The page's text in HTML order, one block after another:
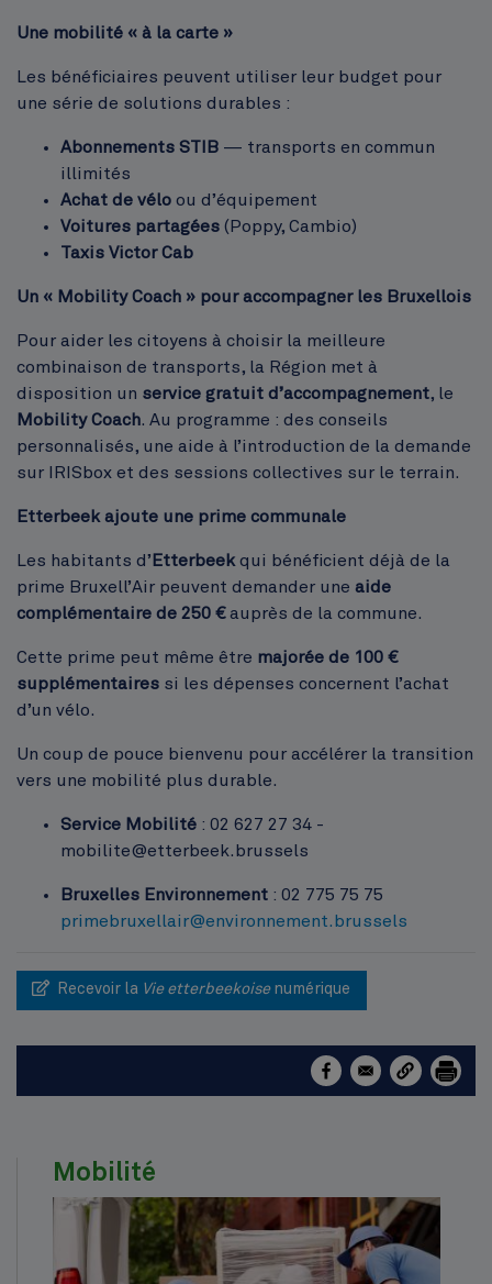
Une mobilité « à la carte »
Les bénéficiaires peuvent utiliser leur budget pour
une série de solutions durables :
Abonnements STIB — transports en commun
illimités
Achat de vélo ou d’équipement
Voitures partagées (Poppy, Cambio)
Taxis Victor Cab
Un « Mobility Coach » pour accompagner les Bruxellois
Pour aider les citoyens à choisir la meilleure
combinaison de transports, la Région met à
disposition un service gratuit d’accompagnement, le
Mobility Coach. Au programme : des conseils
personnalisés, une aide à l’introduction de la demande
sur IRISbox et des sessions collectives sur le terrain.
Etterbeek ajoute une prime communale
Les habitants d’ Etterbeekqui bénéficient déjà de la
prime Bruxell’Air peuvent demander une aide
complémentaire de 250 €auprès de la commune.
Cette prime peut même être majorée de 100 €
supplémentaires si les dépenses concernent l’achat
d’un vélo.
Un coup de pouce bienvenu pour accélérer la transition
vers une mobilité plus durable.
Service Mobilité : 02 627 27 34 -
mobilite@etterbeek.brussels
Bruxelles Environnement : 02 775 75 75
primebruxellair@environnement.brussels
Recevoir la Vie etterbeekoisenumérique
Mobilité